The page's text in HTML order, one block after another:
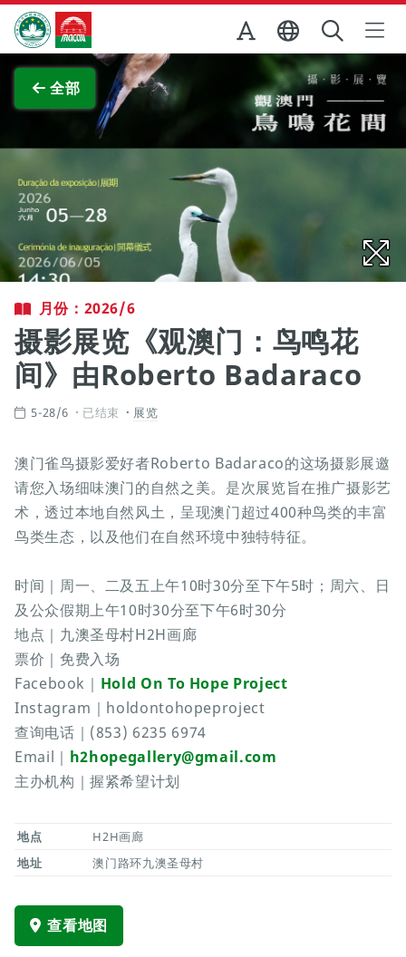
跳至主内容
澳门特别行政区政府旅游局
全部
月份：2026/6
摄影展览《观澳门：鸟鸣花
间》由Roberto Badaraco
5-28/6 已结束 展览
澳门雀鸟摄影爱好者Roberto Badaraco的这场摄影展邀
请您入场细味澳门的自然之美。是次展览旨在推广摄影艺
术，透过本地自然风土，呈现澳门超过400种鸟类的丰富
鸟类生态，以及他们在自然环境中独特特征。
时间｜周一、二及五上午10时30分至下午5时；周六、日
及公众假期上午10时30分至下午6时30分
地点｜九澳圣母村H2H画廊
票价｜免费入场
Facebook｜ Hold On To Hope Project
Instagram｜holdontohopeproject
查询电话｜(853) 6235 6974
Email｜ h2hopegallery@gmail.com
主办机构｜握紧希望计划
地点
H2H画廊
地址
澳门路环九澳圣母村
查看地图